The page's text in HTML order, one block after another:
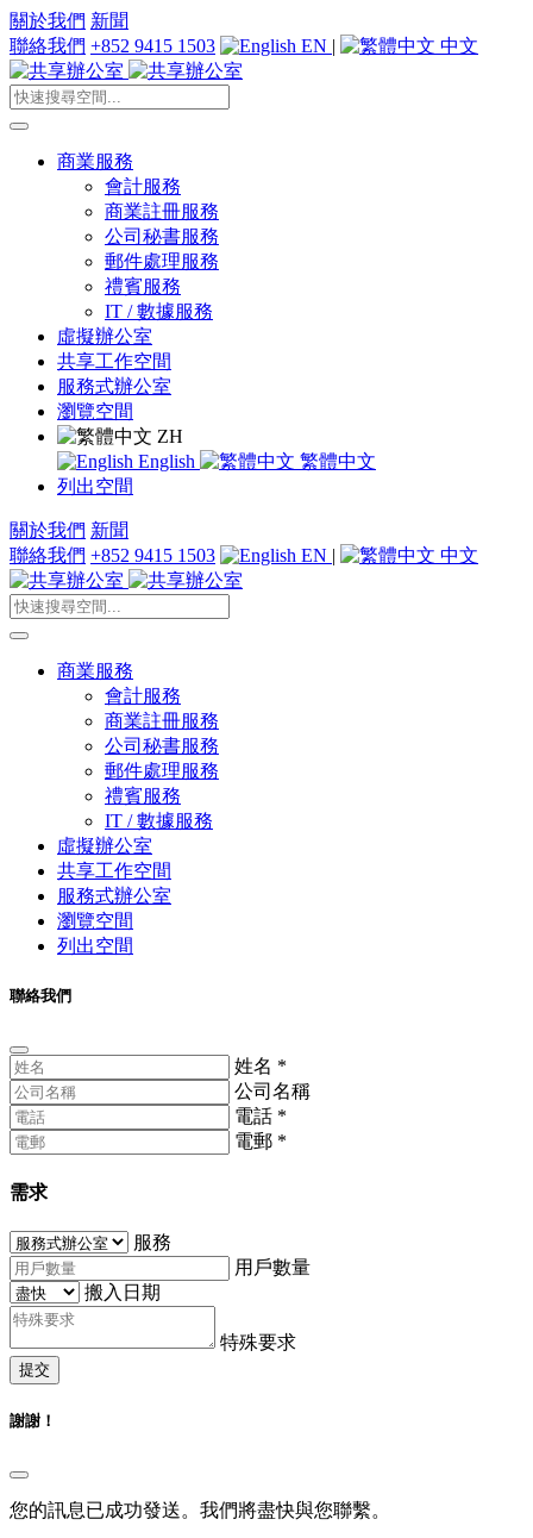
關於我們 新聞
聯絡我們 +852 9415 1503 EN | 中文
商業服務
會計服務
商業註冊服務
公司秘書服務
郵件處理服務
禮賓服務
IT / 數據服務
虛擬辦公室
共享工作空間
服務式辦公室
瀏覽空間
ZH
English
繁體中文
列出空間
關於我們 新聞
聯絡我們 +852 9415 1503 EN | 中文
商業服務
會計服務
商業註冊服務
公司秘書服務
郵件處理服務
禮賓服務
IT / 數據服務
虛擬辦公室
共享工作空間
服務式辦公室
瀏覽空間
列出空間
聯絡我們
姓名 *
公司名稱
電話 *
電郵 *
需求
服務
用戶數量
搬入日期
特殊要求
提交
謝謝！
您的訊息已成功發送。我們將盡快與您聯繫。